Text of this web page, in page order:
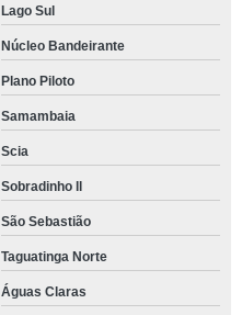
Lago Sul
Núcleo Bandeirante
Plano Piloto
Samambaia
Scia
Sobradinho ll
São Sebastião
Taguatinga Norte
Águas Claras